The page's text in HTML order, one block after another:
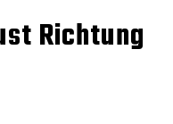
Richtung